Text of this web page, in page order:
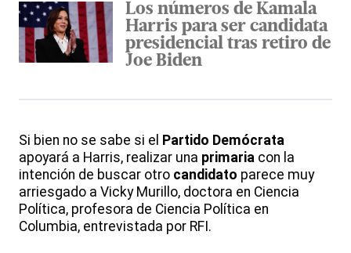
Los números de Kamala
Harris para ser candidata
presidencial tras retiro de
Joe Biden
Si bien no se sabe si el Partido Demócrata
apoyará a Harris, realizar una primaria con la
intención de buscar otro candidato parece muy
arriesgado a Vicky Murillo, doctora en Ciencia
Política, profesora de Ciencia Política en
Columbia, entrevistada por RFI.